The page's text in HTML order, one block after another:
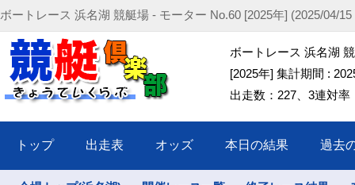
ボートレース 浜名湖 競艇場 - モーター No.60 [2025年] (2025/04/15
ボートレース 浜名湖
[2025年] 集計期間 :
出走数：227、3連対率
トップ 出走表 オッズ 本日の結果 過去